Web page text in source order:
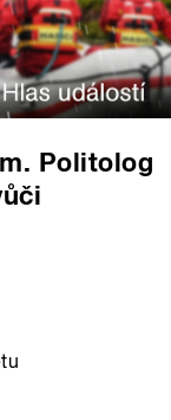
Politolog